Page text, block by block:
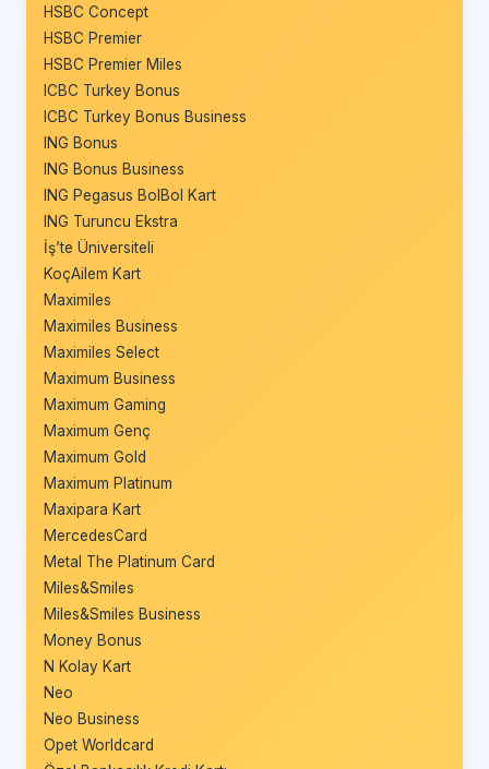
HSBC Concept
HSBC Premier
HSBC Premier Miles
ICBC Turkey Bonus
ICBC Turkey Bonus Business
ING Bonus
ING Bonus Business
ING Pegasus BolBol Kart
ING Turuncu Ekstra
İş’te Üniversiteli
KoçAilem Kart
Maximiles
Maximiles Business
Maximiles Select
Maximum Business
Maximum Gaming
Maximum Genç
Maximum Gold
Maximum Platinum
Maxipara Kart
MercedesCard
Metal The Platinum Card
Miles&Smiles
Miles&Smiles Business
Money Bonus
N Kolay Kart
Neo
Neo Business
Opet Worldcard